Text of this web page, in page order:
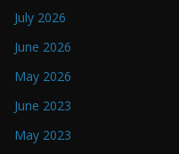
July 2026
June 2026
May 2026
June 2023
May 2023